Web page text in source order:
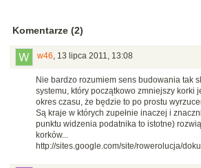
Komentarze (2)
w46, 13 lipca 2011, 13:08
Nie bardzo rozumiem sens budowania tak
systemu, który początkowo zmniejszy korki
okres czasu, że będzie to po prostu
Są kraje w których zupełnie inaczej i
punktu widzenia podatnika to istotne)
korków...
http://sites.google.com/site/rowerolucja/